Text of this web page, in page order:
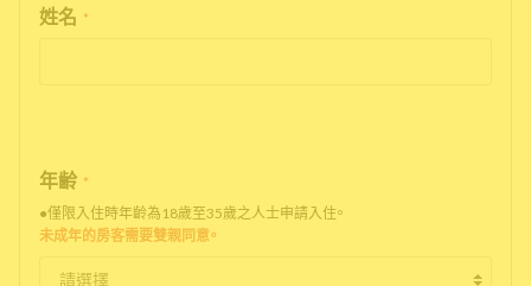
姓名 *
年齢 *
●僅限入住時年齡為18歲至35歲之人士申請入住。
未成年的房客需要雙親同意。